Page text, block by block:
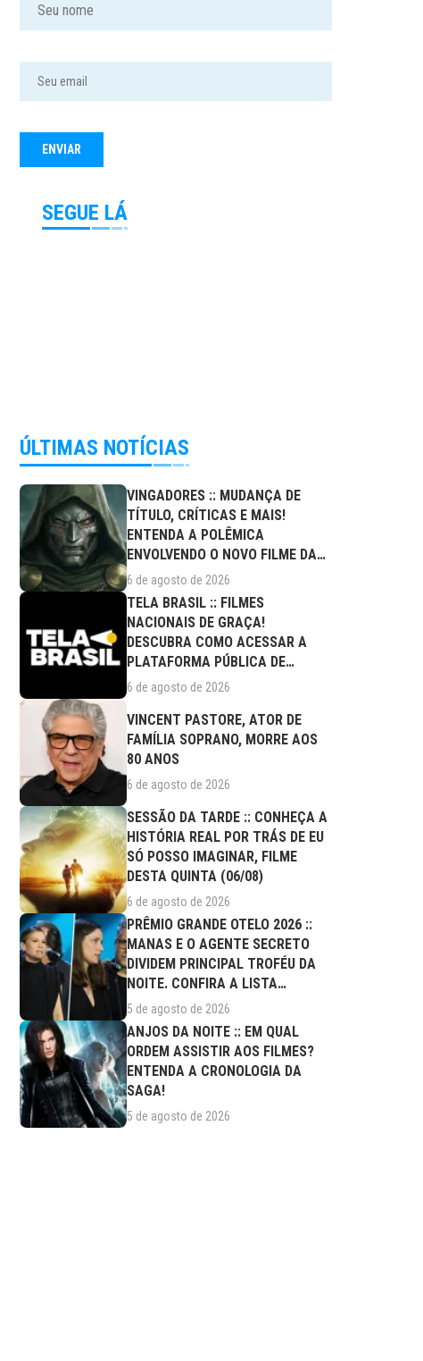
SEGUE LÁ
ÚLTIMAS NOTÍCIAS
VINGADORES :: MUDANÇA DE
TÍTULO, CRÍTICAS E MAIS!
ENTENDA A POLÊMICA
ENVOLVENDO O NOVO FILME DA
MARVEL
6 de agosto de 2026
TELA BRASIL :: FILMES
NACIONAIS DE GRAÇA!
DESCUBRA COMO ACESSAR A
PLATAFORMA PÚBLICA DE
STREAMING
6 de agosto de 2026
VINCENT PASTORE, ATOR DE
FAMÍLIA SOPRANO, MORRE AOS
80 ANOS
6 de agosto de 2026
SESSÃO DA TARDE :: CONHEÇA A
HISTÓRIA REAL POR TRÁS DE EU
SÓ POSSO IMAGINAR, FILME
DESTA QUINTA (06/08)
6 de agosto de 2026
PRÊMIO GRANDE OTELO 2026 ::
MANAS E O AGENTE SECRETO
DIVIDEM PRINCIPAL TROFÉU DA
NOITE. CONFIRA A LISTA
COMPLETA DE...
5 de agosto de 2026
ANJOS DA NOITE :: EM QUAL
ORDEM ASSISTIR AOS FILMES?
ENTENDA A CRONOLOGIA DA
SAGA!
5 de agosto de 2026